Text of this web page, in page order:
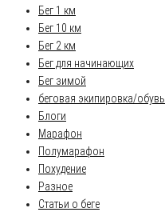
Бег 1 км
Бег 10 км
Бег 2 км
Бег для начинающих
Бег зимой
беговая экипировка/обувь
Блоги
Марафон
Полумарафон
Похудение
Разное
Статьи о беге